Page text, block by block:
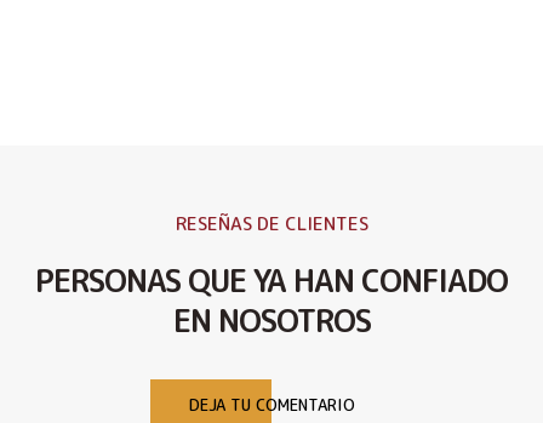
RESEÑAS DE CLIENTES
PERSONAS QUE YA HAN CONFIADO
EN NOSOTROS
DEJA TU COMENTARIO